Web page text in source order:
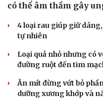
có thể âm thầm gây
4 loại rau giúp giữ
tự nhiên
Loại quả nhỏ nhưng có
đường ruột đến tim
Ăn mít đừng vứt bỏ
dưỡng xương khớp và